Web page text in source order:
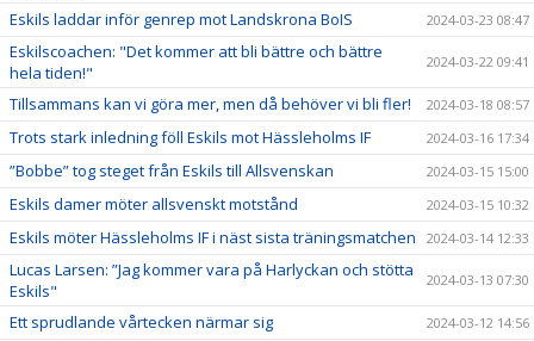
Eskils laddar inför genrep mot Landskrona BoIS 2024-03-23 08:47
Eskilscoachen: "Det kommer att bli bättre och bättre
hela tiden!"
2024-03-22 09:41
Tillsammans kan vi göra mer, men då behöver vi bli fler! 2024-03-18 08:57
Trots stark inledning föll Eskils mot Hässleholms IF 2024-03-16 17:34
”Bobbe” tog steget från Eskils till Allsvenskan 2024-03-15 15:00
Eskils damer möter allsvenskt motstånd 2024-03-15 10:32
Eskils möter Hässleholms IF i näst sista träningsmatchen 2024-03-14 12:33
Lucas Larsen: ”Jag kommer vara på Harlyckan och stötta
Eskils"
2024-03-13 07:30
Ett sprudlande vårtecken närmar sig 2024-03-12 14:56